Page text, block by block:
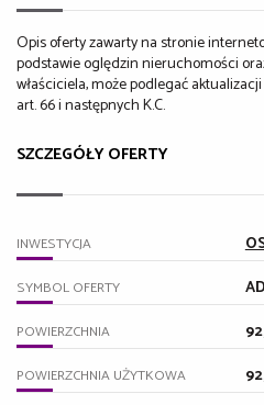
Opis oferty zawarty na stronie
podstawie oględzin nieruchomości
właściciela, może podlegać
art. 66 i następnych K.C.
SZCZEGÓŁY OFERTY
INWESTYCJA
SYMBOL OFERTY
POWIERZCHNIA
POWIERZCHNIA UŻYTKOWA